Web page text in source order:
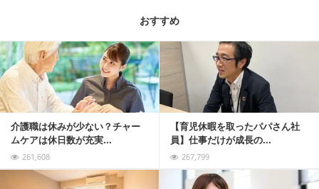
おすすめ
介護職は休みが少ない？チャー
ムケアは休日数が充実...
261,608
【育児休暇を取ったパパさん社
員】仕事だけが成長の...
267,799
記事を読む
記事を読む